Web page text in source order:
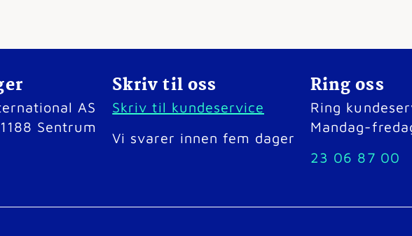
AS
Sentrum
Skriv til oss
Skriv til kundeservice
Vi svarer innen fem dager
Ring oss
Ring
Mandag-
23 06 87 00